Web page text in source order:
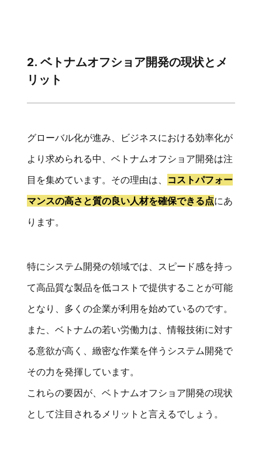
2. ベトナムオフショア開発の現状とメ
リット
グローバル化が進み、ビジネスにおける効率化が
より求められる中、ベトナムオフショア開発は注
目を集めています。その理由は、 コストパフォー
マンスの高さと質の良い人材を確保できる点にあ
ります。
特にシステム開発の領域では、スピード感を持っ
て高品質な製品を低コストで提供することが可能
となり、多くの企業が利用を始めているのです。
また、ベトナムの若い労働力は、情報技術に対す
る意欲が高く、緻密な作業を伴うシステム開発で
その力を発揮しています。
これらの要因が、ベトナムオフショア開発の現状
として注目されるメリットと言えるでしょう。